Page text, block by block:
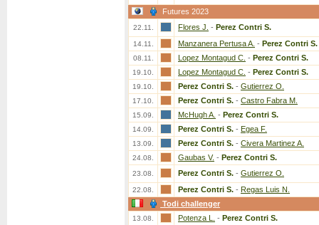
Futures 2023
22.11. Flores J. - Perez Contri S.
14.11. Manzanera Pertusa A. - Perez Contri S.
08.11. Lopez Montagud C. - Perez Contri S.
19.10. Lopez Montagud C. - Perez Contri S.
19.10. Perez Contri S. - Gutierrez O.
17.10. Perez Contri S. - Castro Fabra M.
15.09. McHugh A. - Perez Contri S.
14.09. Perez Contri S. - Egea F.
13.09. Perez Contri S. - Civera Martinez A.
24.08. Gaubas V. - Perez Contri S.
23.08. Perez Contri S. - Gutierrez O.
22.08. Perez Contri S. - Regas Luis N.
Todi challenger
13.08. Potenza L. - Perez Contri S.